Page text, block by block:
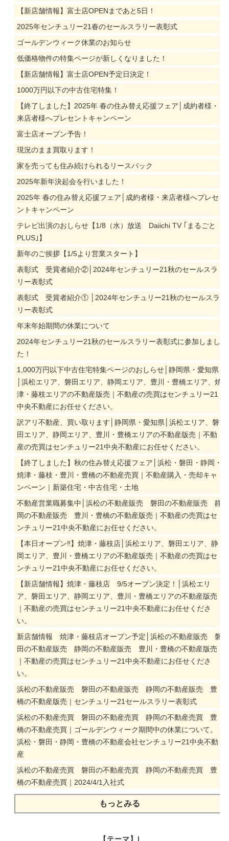
【新店舗情報】富士店OPENまであと5日！
2025年センチュリー21春のセールスラリー表彰式
ゴールデンウィーク休業のお知らせ
低価格物件の特集ページが新しくなりました！
【新店舗情報】富士店OPEN予定日決定！
1000万円以下の中古住宅特集！
【終了しました】2025年 春の住み替え応援フェア│成約者様・
来店者様へプレセントキャンペーン
富士店オープン予告！
現況のまま買取ります！
家を売っても住み続けられるリースバック
2025年新年決起会を行いました！
2025年 春の住み替え応援フェア│成約者様・来店者様へプレセ
ントキャンペーン
テレビ出演のおしらせ【1/8（水）放送 Daiichi TV ｢まるごと
PLUS｣】
新年のご挨拶【1/5より営業スタート】
表彰式 受賞者紹介②│2024年センチュリー21秋のセールスラ
リー表彰式
表彰式 受賞者紹介① │2024年センチュリー21秋のセールスラ
リー表彰式
年末年始期間の休業について
2024年センチュリー21秋のセールスラリー表彰式に参加しまし
た！
1,000万円以下中古住宅特集ページのおしらせ│静岡県・愛知県
│浜松エリア、磐田エリア、静岡エリア、豊川・豊橋エリア、焼
津・藤枝エリアの不動産版売｜不動産の売買はセンチュリー21
中央不動産にお任せください。
訳アリ不動産、買い取ります│静岡県・愛知県│浜松エリア、磐
田エリア、静岡エリア、豊川・豊橋エリアの不動産版売｜不動
産の売買はセンチュリー21中央不動産にお任せください。
【終了しました】秋の住み替え応援フェア│浜松・磐田・静岡・
焼津・藤枝・豊川・豊橋の不動産売買｜不動産購入・売却キャ
ンペーン｜新築住宅・中古住宅・土地
不動産営業職募集中│浜松の不動産販売 磐田の不動産販売 静
岡の不動産販売 豊川・豊橋の不動産版売｜不動産の売買はセ
ンチュリー21中央不動産にお任せください。
【本日オープン‼】焼津・藤枝店│浜松エリア、磐田エリア、静
岡エリア、豊川・豊橋エリアの不動産版売｜不動産の売買はセ
ンチュリー21中央不動産にお任せください。
【新店舗情報】焼津・藤枝店 9/5オープン決定！│浜松エリ
ア、磐田エリア、静岡エリア、豊川・豊橋エリアの不動産版売
｜不動産の売買はセンチュリー21中央不動産にお任せくださ
い。
新店舗情報 焼津・藤枝店オープン予定│浜松の不動産販売 磐
田の不動産販売 静岡の不動産販売 豊川・豊橋の不動産版売
｜不動産の売買はセンチュリー21中央不動産にお任せくださ
い。
浜松の不動産販売 磐田の不動産販売 静岡の不動産販売 豊
橋の不動産版売｜センチュリー21セールスラリー表彰式
浜松の不動産売買 磐田の不動産売買 静岡の不動産売買 豊
橋の不動産売買｜ゴールデンウィーク期間中の休業について。
浜松・磐田・静岡・豊橋の不動産会社センチュリー21中央不動
産
浜松の不動産売買 磐田の不動産売買 静岡の不動産売買 豊
橋の不動産売買｜2024/4/1入社式
もっとみる
【テーマ】|